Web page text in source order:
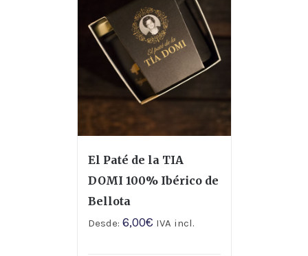
El Paté de la TIA
DOMI 100% Ibérico de
Bellota
Desde: 6,00€ IVA incl.